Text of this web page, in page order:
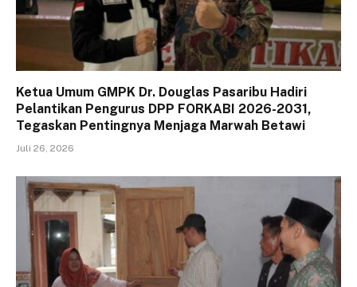
Ketua Umum GMPK Dr. Douglas Pasaribu Hadiri
Pelantikan Pengurus DPP FORKABI 2026-2031,
Tegaskan Pentingnya Menjaga Marwah Betawi
Juli 26, 2026